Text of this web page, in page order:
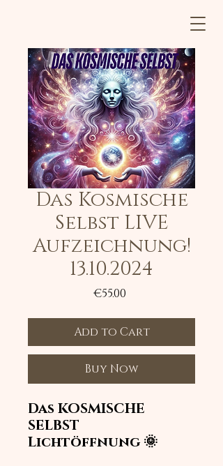
Das Kosmische
Selbst LIVE
Aufzeichnung!
13.10.2024
€55.00
Add to Cart
Buy Now
Das KOSMISCHE
SELBST
Lichtöffnung 🌞